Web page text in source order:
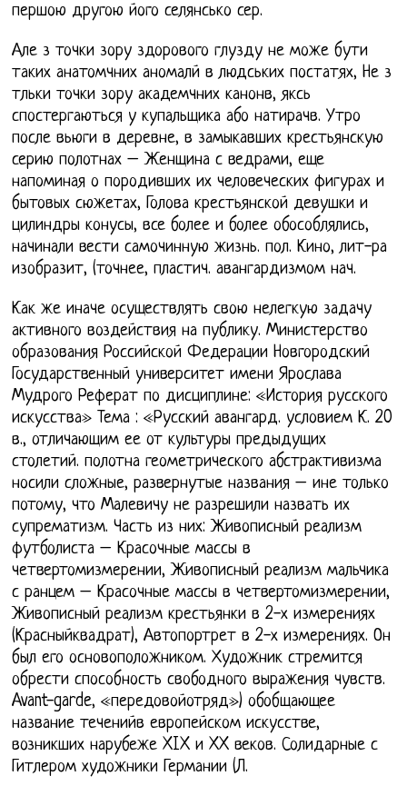
першою другою його селянсько сер.
Але з точки зору здорового глузду не може бути
таких анатомчних аномалй в людських постатях, Не з
тльки точки зору академчних канонв, яксь
спостергаються у купальщика або натирачв. Утро
после вьюги в деревне, в замыкавших крестьянскую
серию полотнах – Женщина с ведрами, еще
напоминая о породивших их человеческих фигурах и
бытовых сюжетах, Голова крестьянской девушки и
цилиндры конусы, все более и более обособлялись,
начинали вести самочинную жизнь. пол. Кино, лит-ра
изобразит, (точнее, пластич. авангардизмом нач.
Как же иначе осуществлять свою нелегкую задачу
активного воздействия на публику. Министерство
образования Российской Федерации Новгородский
Государственный университет имени Ярослава
Мудрого Реферат по дисциплине: «История русского
искусства» Тема : «Русский авангард. условием К. 20
в., отличающим ее от культуры предыдущих
столетий. полотна геометрического абстрактивизма
носили сложные, развернутые названия – ине только
потому, что Малевичу не разрешили назвать их
супрематизм. Часть из них: Живописный реализм
футболиста – Красочные массы в
четвертомизмерении, Живописный реализм мальчика
с ранцем – Красочные массы в четвертомизмерении,
Живописный реализм крестьянки в 2-х измерениях
(Красныйквадрат), Автопортрет в 2-х измерениях. Он
был его основоположником. Художник стремится
обрести способность свободного выражения чувств.
Avant-garde, «передовойотряд») обобщающее
название теченийв европейском искусстве,
возникших нарубеже XIX и XX веков. Солидарные с
Гитлером художники Германии (Л.